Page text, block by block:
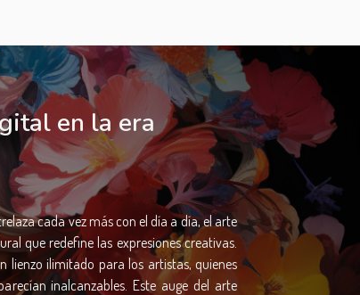
en la era
cada vez más con el día a día, el arte
que redefine las expresiones creativas.
lienzo ilimitado para los artistas, quienes
inalcanzables. Este auge del arte